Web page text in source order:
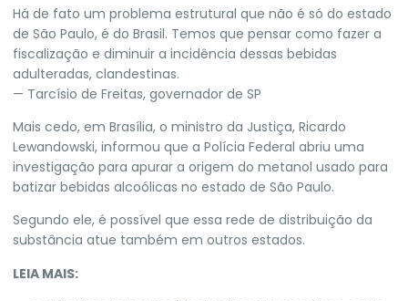
Há de fato um problema estrutural que não é só do estado
de São Paulo, é do Brasil. Temos que pensar como fazer a
fiscalização e diminuir a incidência dessas bebidas
adulteradas, clandestinas.
— Tarcísio de Freitas, governador de SP
Mais cedo, em Brasília, o ministro da Justiça, Ricardo
Lewandowski, informou que a Polícia Federal abriu uma
investigação para apurar a origem do metanol usado para
batizar bebidas alcoólicas no estado de São Paulo.
Segundo ele, é possível que essa rede de distribuição da
substância atue também em outros estados.
LEIA MAIS: